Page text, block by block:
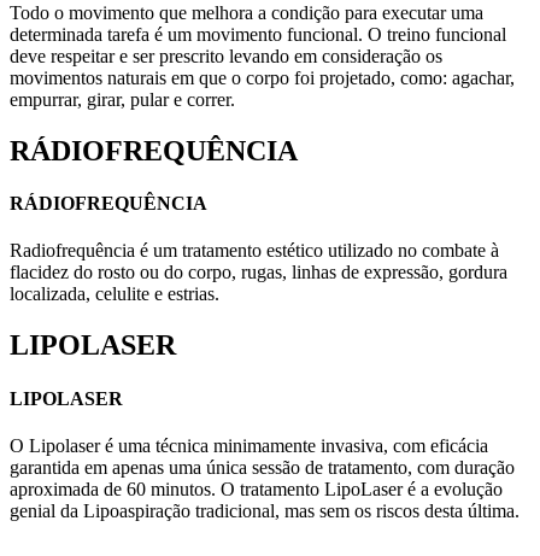
Todo o movimento que melhora a condição para executar uma
determinada tarefa é um movimento funcional. O treino funcional
deve respeitar e ser prescrito levando em consideração os
movimentos naturais em que o corpo foi projetado, como: agachar,
empurrar, girar, pular e correr.
RÁDIOFREQUÊNCIA
RÁDIOFREQUÊNCIA
Radiofrequência é um tratamento estético utilizado no combate à
flacidez do rosto ou do corpo, rugas, linhas de expressão, gordura
localizada, celulite e estrias.
LIPOLASER
LIPOLASER
O Lipolaser é uma técnica minimamente invasiva, com eficácia
garantida em apenas uma única sessão de tratamento, com duração
aproximada de 60 minutos. O tratamento LipoLaser é a evolução
genial da Lipoaspiração tradicional, mas sem os riscos desta última.